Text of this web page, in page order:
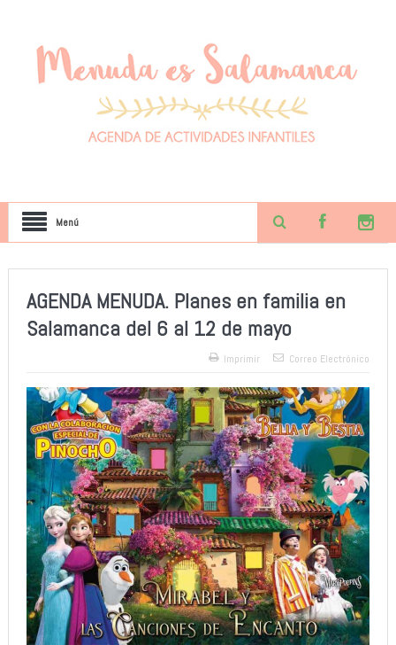
Menú
AGENDA MENUDA. Planes en familia en
Salamanca del 6 al 12 de mayo
Imprimir Correo Electrónico